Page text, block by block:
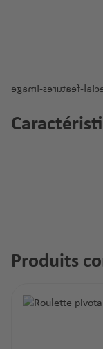
Ignorer la galerie
Produits